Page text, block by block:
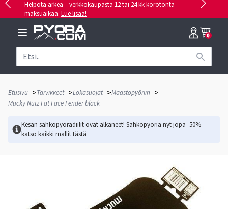
Helpota arkea – verkkokaupasta 12 tai 24 kk korotonta
maksuaikaa. Lue lisää!
0
Etusivu >Tarvikkeet >Lokasuojat >Maastopyöriin >
Mucky Nutz Fat Face Fender black
Kesän sähköpyörädiilit ovat alkaneet! Sähköpyöriä nyt jopa -50% –
katso kaikki mallittästä